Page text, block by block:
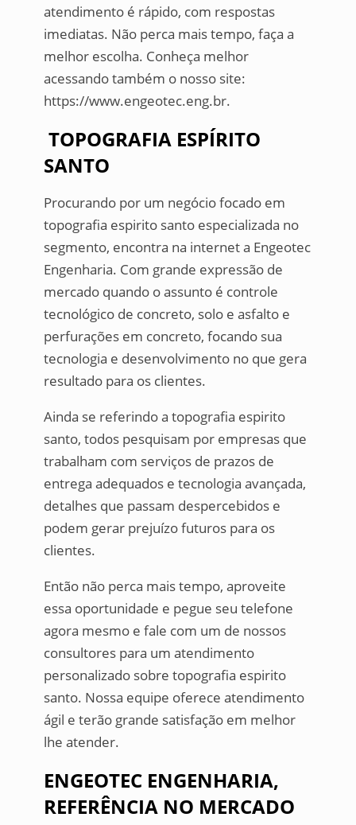
atendimento é rápido, com respostas
imediatas. Não perca mais tempo, faça a
melhor escolha. Conheça melhor
acessando também o nosso site:
https://www.engeotec.eng.br.
TOPOGRAFIA ESPÍRITO
SANTO
Procurando por um negócio focado em
topografia espirito santo especializada no
segmento, encontra na internet a Engeotec
Engenharia. Com grande expressão de
mercado quando o assunto é controle
tecnológico de concreto, solo e asfalto e
perfurações em concreto, focando sua
tecnologia e desenvolvimento no que gera
resultado para os clientes.
Ainda se referindo a topografia espirito
santo, todos pesquisam por empresas que
trabalham com serviços de prazos de
entrega adequados e tecnologia avançada,
detalhes que passam despercebidos e
podem gerar prejuízo futuros para os
clientes.
Então não perca mais tempo, aproveite
essa oportunidade e pegue seu telefone
agora mesmo e fale com um de nossos
consultores para um atendimento
personalizado sobre topografia espirito
santo. Nossa equipe oferece atendimento
ágil e terão grande satisfação em melhor
lhe atender.
ENGEOTEC ENGENHARIA,
REFERÊNCIA NO MERCADO